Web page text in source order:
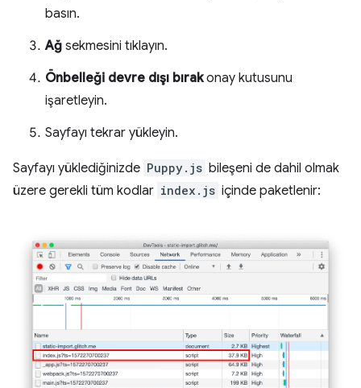
basın.
Ağ sekmesini tıklayın.
Önbelleği devre dışı bırakonay kutusunu
işaretleyin.
Sayfayı tekrar yükleyin.
Sayfayı yüklediğinizde Puppy.js bileşeni de dahil olmak
üzere gerekli tüm kodlar index.js içinde paketlenir: